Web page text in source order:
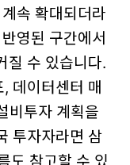
속 확대되더라
영된 구간에서
질 수 있습니다.
데이터센터 매
비투자 계획을
투자자라면 삼